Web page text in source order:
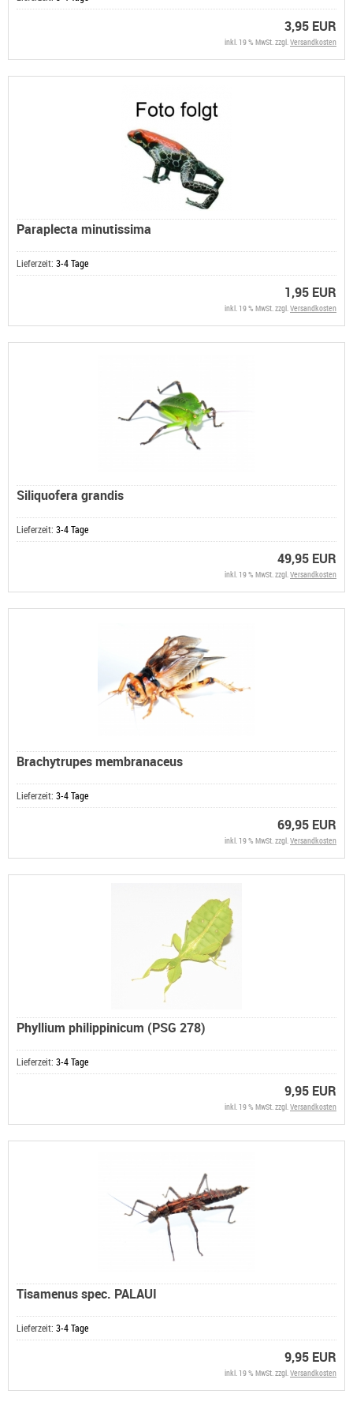
3,95 EUR
inkl. 19 % MwSt. zzgl.Versandkosten
Paraplecta minutissima
Lieferzeit: 3-4 Tage
1,95 EUR
inkl. 19 % MwSt. zzgl.Versandkosten
Siliquofera grandis
Lieferzeit: 3-4 Tage
49,95 EUR
inkl. 19 % MwSt. zzgl.Versandkosten
Brachytrupes membranaceus
Lieferzeit: 3-4 Tage
69,95 EUR
inkl. 19 % MwSt. zzgl.Versandkosten
Phyllium philippinicum (PSG 278)
Lieferzeit: 3-4 Tage
9,95 EUR
inkl. 19 % MwSt. zzgl.Versandkosten
Tisamenus spec. PALAUI
Lieferzeit: 3-4 Tage
9,95 EUR
inkl. 19 % MwSt. zzgl.Versandkosten